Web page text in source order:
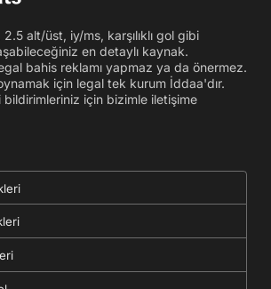
alt/üst, iy/ms, karşılıklı gol gibi
en detaylı kaynak.
bahis reklamı yapmaz ya da önermez.
için legal tek kurum İddaa'dır.
bildirimleriniz için bizimle iletişime